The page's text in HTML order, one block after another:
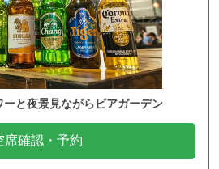
と夜景見ながらビアガーデン
席確認・予約